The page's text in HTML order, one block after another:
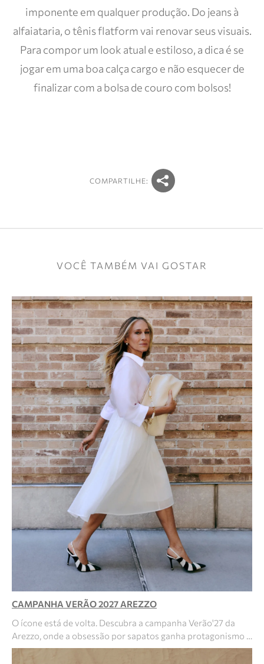
imponente em qualquer produção. Do jeans à
alfaiataria, o tênis flatform vai renovar seus visuais.
Para compor um look atual e estiloso, a dica é se
jogar em uma boa calça cargo e não esquecer de
finalizar com a bolsa de couro com bolsos!
COMPARTILHE:
VOCÊ TAMBÉM VAI GOSTAR
CAMPANHA VERÃO 2027 AREZZO
O ícone está de volta. Descubra a campanha Verão'27 da
Arezzo, onde a obsessão por sapatos ganha protagonismo …